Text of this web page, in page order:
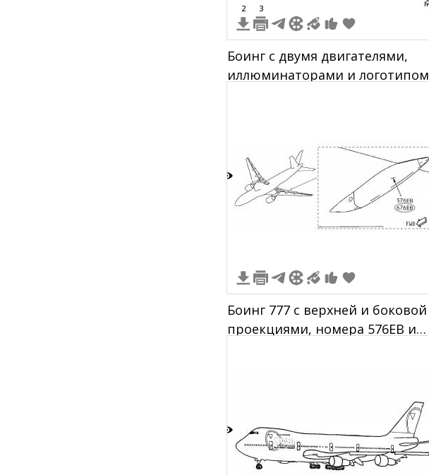
2 3
Боинг с двумя двигателями,
иллюминаторами и логотипом
Боинг 777 с верхней и боковой
проекциями, номера 576EB и